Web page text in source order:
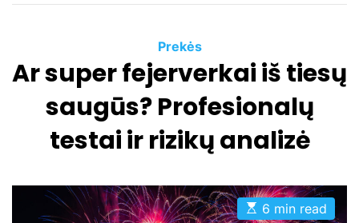
C
a
t
e
g
o
i
e
Prekės
Ar super fejerverkai iš tiesų
saugūs? Profesionalų
testai ir rizikų analizė
E
6 min read